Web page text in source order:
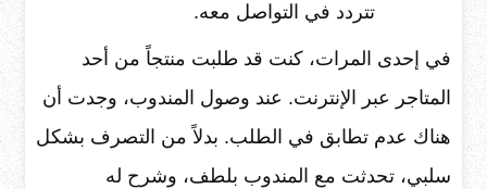
تتردد في التواصل معه.
في إحدى المرات، كنت قد طلبت منتجاً من أحد
المتاجر عبر الإنترنت. عند وصول المندوب، وجدت أن
هناك عدم تطابق في الطلب. بدلاً من التصرف بشكل
سلبي، تحدثت مع المندوب بلطف، وشرح له